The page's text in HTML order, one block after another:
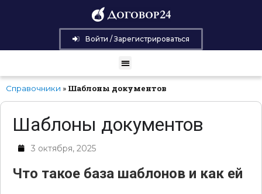
Войти / Зарегистрироваться
Справочники » Шаблоны документов
Шаблоны документов
3 октября, 2025
Что такое база шаблонов и как ей